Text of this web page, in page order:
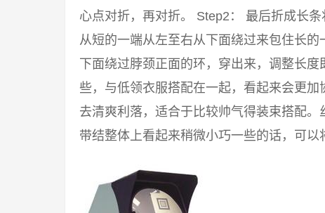
心点对折，再对折。 Step2： 最后折成长
从短的一端从左至右从下面绕过来包住长
下面绕过脖颈正面的环，穿出来，调整长
些，与低领衣服搭配在一起，看起来会更
去清爽利落，适合于比较帅气得装束搭配
带结整体上看起来稍微小巧一些的话，可以